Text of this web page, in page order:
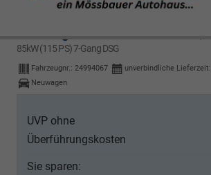
85kW (115 PS) 7-Gang DSG
Fahrzeugnr.: 24994067 unverbindliche Lieferzeit:
Neuwagen
UVP ohne
Überführungskosten
Sie sparen: